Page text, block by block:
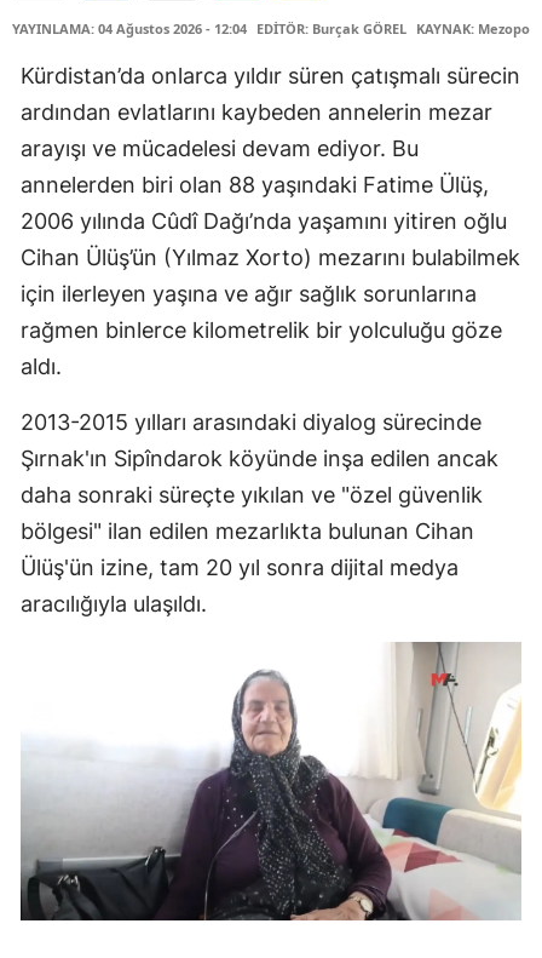
YAYINLAMA: 04 Ağustos 2026 - 12:04 EDİTÖR: Burçak GÖREL KAYNAK:
Kürdistan’da onlarca yıldır süren çatışmalı sürecin
ardından evlatlarını kaybeden annelerin mezar
arayışı ve mücadelesi devam ediyor. Bu
annelerden biri olan 88 yaşındaki Fatime Ülüş,
2006 yılında Cûdî Dağı’nda yaşamını yitiren oğlu
Cihan Ülüş’ün (Yılmaz Xorto) mezarını bulabilmek
için ilerleyen yaşına ve ağır sağlık sorunlarına
rağmen binlerce kilometrelik bir yolculuğu göze
aldı.
2013-2015 yılları arasındaki diyalog sürecinde
Şırnak'ın Sipîndarok köyünde inşa edilen ancak
daha sonraki süreçte yıkılan ve "özel güvenlik
bölgesi" ilan edilen mezarlıkta bulunan Cihan
Ülüş'ün izine, tam 20 yıl sonra dijital medya
aracılığıyla ulaşıldı.